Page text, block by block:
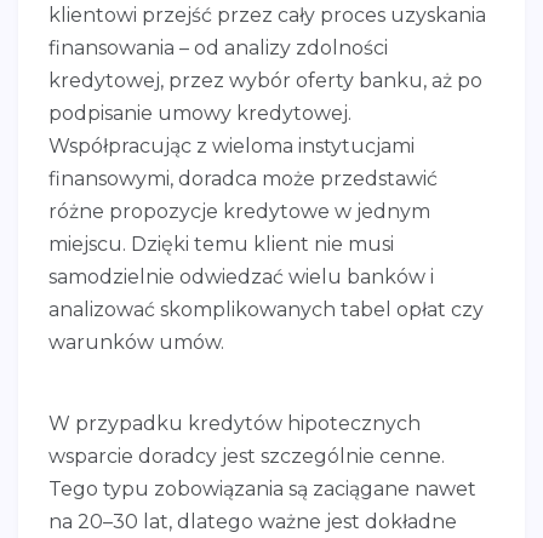
klientowi przejść przez cały proces uzyskania
finansowania – od analizy zdolności
kredytowej, przez wybór oferty banku, aż po
podpisanie umowy kredytowej.
Współpracując z wieloma instytucjami
finansowymi, doradca może przedstawić
różne propozycje kredytowe w jednym
miejscu. Dzięki temu klient nie musi
samodzielnie odwiedzać wielu banków i
analizować skomplikowanych tabel opłat czy
warunków umów.
W przypadku kredytów hipotecznych
wsparcie doradcy jest szczególnie cenne.
Tego typu zobowiązania są zaciągane nawet
na 20–30 lat, dlatego ważne jest dokładne